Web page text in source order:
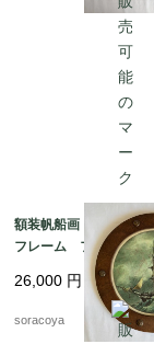
額装帆船画 木製丸型
フレーム フランス
マリン 荒天 航海 1
9otm18-1
26,000 円
soracoya